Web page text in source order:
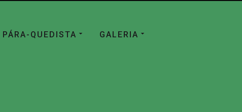
PÁRA-QUEDISTA GALERIA